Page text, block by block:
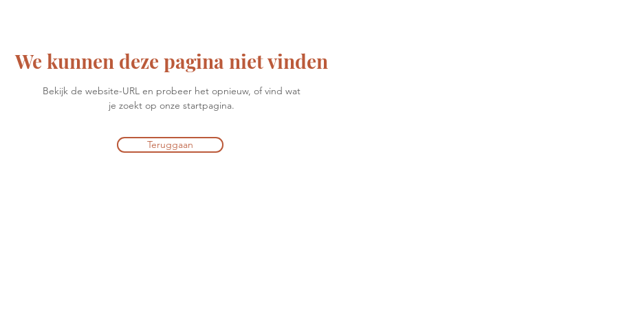
We kunnen deze pagina niet vinden
Bekijk de website-URL en probeer het opnieuw, of vind wat
je zoekt op onze startpagina.
Teruggaan